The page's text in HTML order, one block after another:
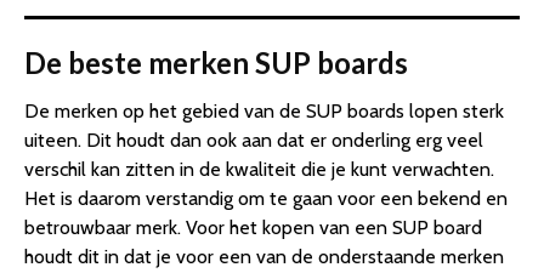
De beste merken SUP boards
De merken op het gebied van de SUP boards lopen sterk
uiteen. Dit houdt dan ook aan dat er onderling erg veel
verschil kan zitten in de kwaliteit die je kunt verwachten.
Het is daarom verstandig om te gaan voor een bekend en
betrouwbaar merk. Voor het kopen van een SUP board
houdt dit in dat je voor een van de onderstaande merken